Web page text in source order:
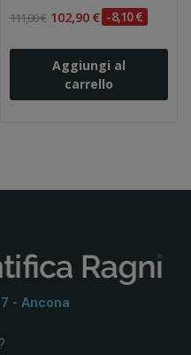
111,00 € 102,90 € -8,10 €
Aggiungi al
carrello
- Ancona